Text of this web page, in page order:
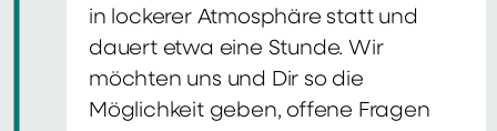
in lockerer Atmosphäre statt und
dauert etwa eine Stunde. Wir
möchten uns und Dir so die
Möglichkeit geben, offene Fragen